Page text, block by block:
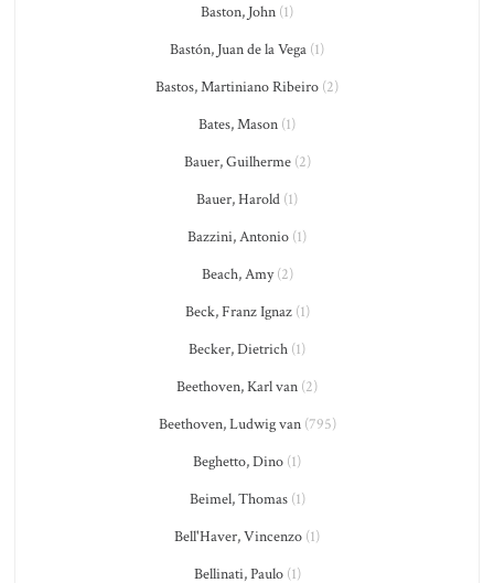
Baston, John (1)
Bastón, Juan de la Vega (1)
Bastos, Martiniano Ribeiro (2)
Bates, Mason (1)
Bauer, Guilherme(2)
Bauer, Harold (1)
Bazzini, Antonio (1)
Beach, Amy(2)
Beck, Franz Ignaz(1)
Becker, Dietrich (1)
Beethoven, Karl van (2)
Beethoven, Ludwig van(795)
Beghetto, Dino (1)
Beimel, Thomas(1)
Bell'Haver, Vincenzo (1)
Bellinati, Paulo(1)